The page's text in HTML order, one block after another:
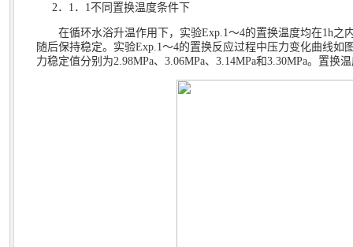
2 ． 1 ． 1 不同置换温度条件下
在循环水浴升温作用下，实验Exp.1 ～4的置换温度均在1h之
随后保持稳定。实验Exp.1 ～4的置换反应过程中压力变化曲线如
力稳定值分别为2.98MPa、 3.06MPa、 3.14MPa和3.30MPa。置换